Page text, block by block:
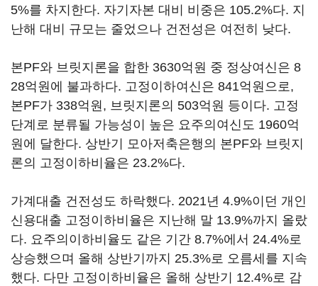
5%를 차지한다. 자기자본 대비 비중은 105.2%다. 지
난해 대비 규모는 줄었으나 건전성은 여전히 낮다.
본PF와 브릿지론을 합한 3630억원 중 정상여신은 8
28억원에 불과하다. 고정이하여신은 841억원으로,
본PF가 338억원, 브릿지론의 503억원 등이다. 고정
단계로 분류될 가능성이 높은 요주의여신도 1960억
원에 달한다. 상반기 모아저축은행의 본PF와 브릿지
론의 고정이하비율은 23.2%다.
가계대출 건전성도 하락했다. 2021년 4.9%이던 개인
신용대출 고정이하비율은 지난해 말 13.9%까지 올랐
다. 요주의이하비율도 같은 기간 8.7%에서 24.4%로
상승했으며 올해 상반기까지 25.3%로 오름세를 지속
했다. 다만 고정이하비율은 올해 상반기 12.4%로 감